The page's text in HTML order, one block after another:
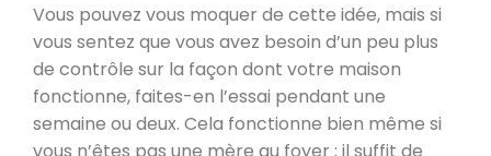
Vous pouvez vous moquer de cette idée, mais si
vous sentez que vous avez besoin d’un peu plus
de contrôle sur la façon dont votre maison
fonctionne, faites-en l’essai pendant une
semaine ou deux. Cela fonctionne bien même si
vous n’êtes pas une mère au foyer ; il suffit de